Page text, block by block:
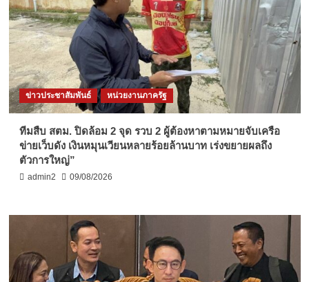
ข่าวประชาสัมพันธ์ หน่วยงานภาครัฐ
ทีมสืบ สตม. ปิดล้อม 2 จุด รวบ 2 ผู้ต้องหาตามหมายจับเครือ
ข่ายเว็บดัง เงินหมุนเวียนหลายร้อยล้านบาท เร่งขยายผลถึง
ตัวการใหญ่”
admin2 09/08/2026